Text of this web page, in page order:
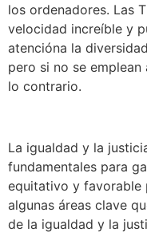
los ordenadores. Las
velocidad increíble y
atencióna la
pero si no se
lo contrario.
La igualdad y la
fundamentales para
equitativo y favorable
algunas áreas clave
de la igualdad y la